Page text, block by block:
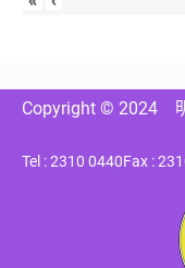
Copyright © 2024
Tel : 2310 0440Fax :